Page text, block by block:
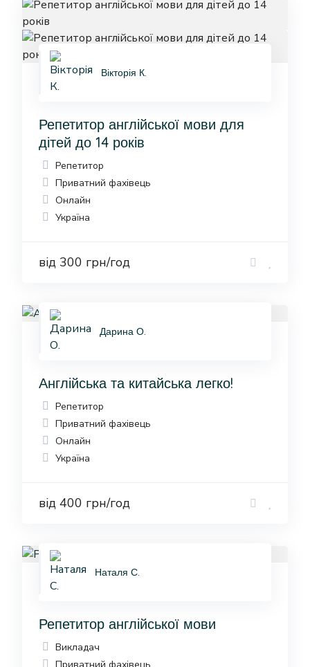
Вікторія К.
Репетитор англійської мови для
дітей до 14 років
Репетитор
Приватний фахівець
Онлайн
Україна
від 300 грн/год
Дарина О.
Англійська та китайська легко!
Репетитор
Приватний фахівець
Онлайн
Україна
від 400 грн/год
Наталя С.
Репетитор англійської мови
Викладач